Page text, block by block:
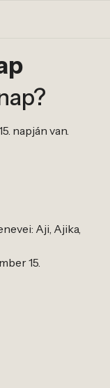
napján van.
Aji, Ajika,
15.